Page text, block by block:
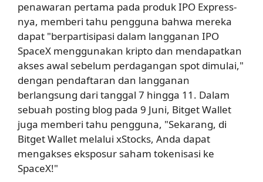
penawaran pertama pada produk IPO Express-
nya, memberi tahu pengguna bahwa mereka
dapat "berpartisipasi dalam langganan IPO
SpaceX menggunakan kripto dan mendapatkan
akses awal sebelum perdagangan spot dimulai,"
dengan pendaftaran dan langganan
berlangsung dari tanggal 7 hingga 11. Dalam
sebuah posting blog pada 9 Juni, Bitget Wallet
juga memberi tahu pengguna, "Sekarang, di
Bitget Wallet melalui xStocks, Anda dapat
mengakses eksposur saham tokenisasi ke
SpaceX!"